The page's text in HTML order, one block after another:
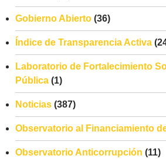
Gobierno Abierto (36)
Índice de Transparencia Activa
Laboratorio de Fortalecimiento
Pública (1)
Noticias (387)
Observatorio al Financiamiento
Observatorio Anticorrupción (11)